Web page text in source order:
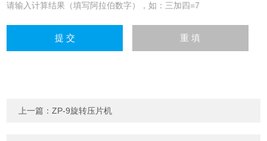
请输入计算结果（填写阿拉伯数字），如：三加四=7
上一篇：ZP-9旋转压片机